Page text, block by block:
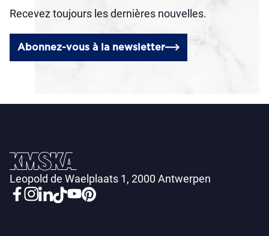
Recevez toujours les dernières nouvelles.
Abonnez-vous à la newsletter
Leopold de Waelplaats 1, 2000 Antwerpen